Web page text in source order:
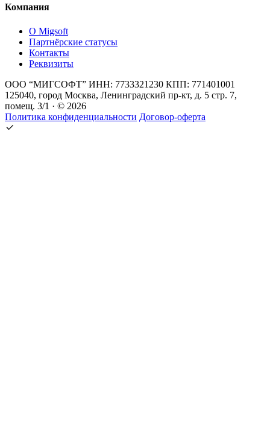
Компания
О Migsoft
Партнёрские статусы
Контакты
Реквизиты
ООО “МИГСОФТ” ИНН: 7733321230 КПП: 771401001
125040, город Москва, Ленинградский пр-кт, д. 5 стр. 7,
помещ. 3/1 · © 2026
Политика конфиденциальности Договор-оферта